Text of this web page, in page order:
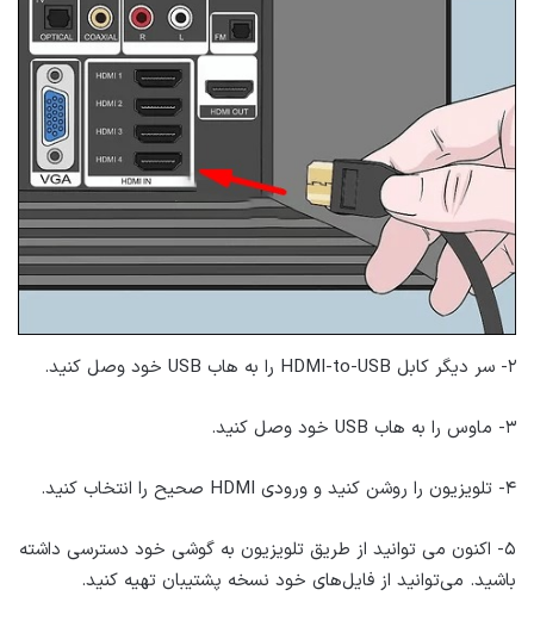
۲- سر دیگر کابل HDMI-to-USB را به هاب USB خود وصل کنید.
۳- ماوس را به هاب USB خود وصل کنید.
۴- تلویزیون را روشن کنید و ورودی HDMI صحیح را انتخاب کنید.
۵- اکنون می توانید از طریق تلویزیون به گوشی خود دسترسی داشته
باشید. می‌توانید از فایل‌های خود نسخه پشتیبان تهیه کنید.